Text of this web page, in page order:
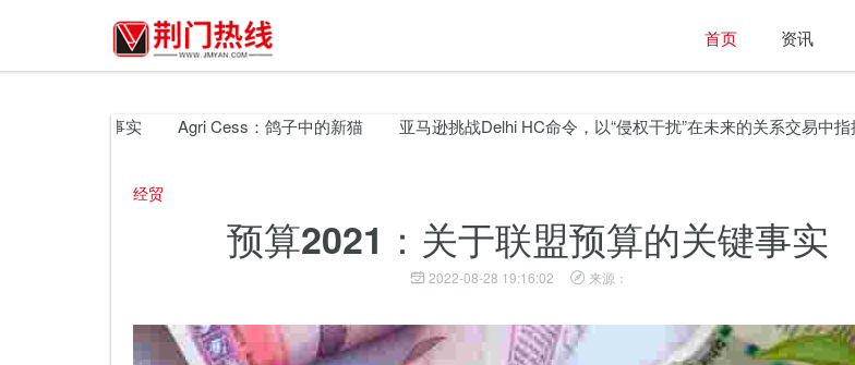
首页 资讯
Agri Cess：鸽子中的新猫 亚马逊挑战Delhi HC命令，以“侵权干扰”在未来的关系交易中指控它
经贸
预算2021：关于联盟预算的关键事实
2022-08-28 19:16:02 来源：